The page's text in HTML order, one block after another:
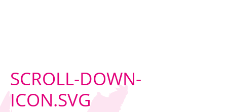
SCROLL-DOWN-
ICON.SVG